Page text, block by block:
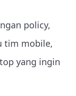
policy,
tim mobile,
yang ingin